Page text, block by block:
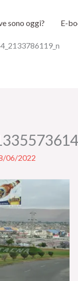
sono oggi? E-
06/2022